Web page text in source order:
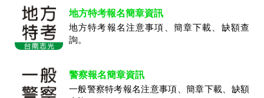
地方特考報名簡章資訊
地方特考報名注意事項、簡章下載、缺額查
詢。
警察報名簡章資訊
一般警察特考報名注意事項、簡章下載、缺額